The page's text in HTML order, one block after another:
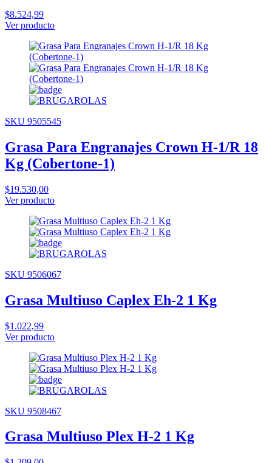
$8.524,99
Ver producto
SKU 9505545
Grasa Para Engranajes Crown H-1/R 18
Kg (Cobertone-1)
$19.530,00
Ver producto
SKU 9506067
Grasa Multiuso Caplex Eh-2 1 Kg
$1.022,99
Ver producto
SKU 9508467
Grasa Multiuso Plex H-2 1 Kg